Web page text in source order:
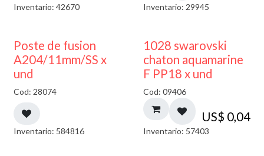
Inventario: 42670 Inventario: 29945
Poste de fusion
A204/11mm/SS x
und
Cod: 28074
Inventario: 584816
1028 swarovski
chaton aquamarine
F PP18 x und
Cod: 09406
US$ 0,04
Inventario: 57403